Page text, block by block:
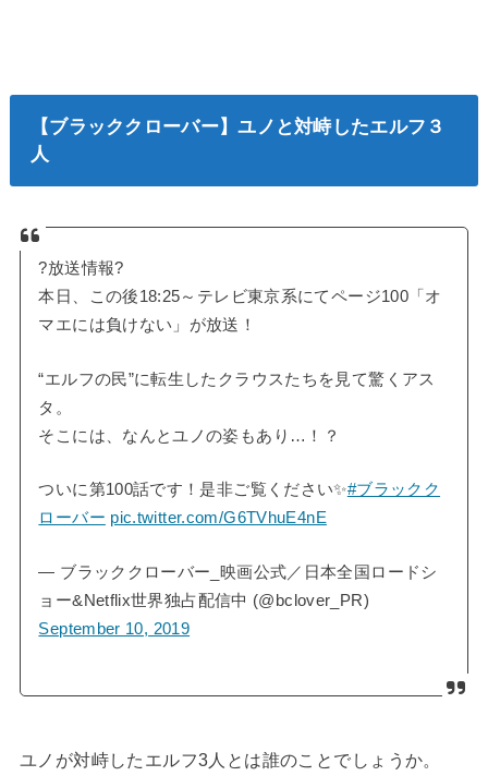
【ブラッククローバー】ユノと対峙したエルフ３
人
?放送情報?
本日、この後18:25～テレビ東京系にてページ100「オ
マエには負けない」が放送！
“エルフの民”に転生したクラウスたちを見て驚くアス
タ。
そこには、なんとユノの姿もあり…！？
ついに第100話です！是非ご覧ください✨#ブラックク
ローバー pic.twitter.com/G6TVhuE4nE
— ブラッククローバー_映画公式／日本全国ロードシ
ョー&Netflix世界独占配信中 (@bclover_PR)
September 10, 2019
ユノが対峙したエルフ3人とは誰のことでしょうか。